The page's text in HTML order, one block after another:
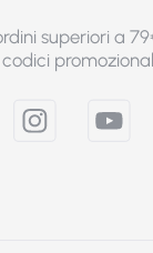
superiori a